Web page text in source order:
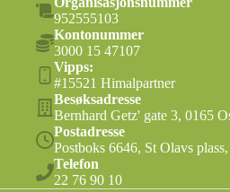
952555103
Kontonummer
3000 15 47107
Vipps:
#15521 Himalpartner
Besøksadresse
Bernhard Getz' gate 3, 0165
Postadresse
Postboks 6646, St Olavs
Telefon
22 76 90 10